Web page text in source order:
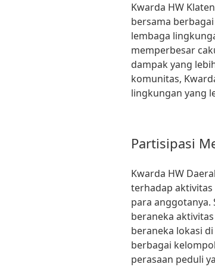
Kwarda HW
bersama
lembaga
memperbesar
dampak yang
komunitas,
lingkungan yang
Partisipasi
Kwarda HW
terhadap
para
beraneka
beraneka lokasi
berbagai
perasaan peduli